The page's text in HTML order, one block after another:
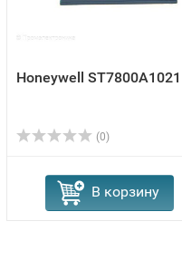
Honeywell ST7800A1021
(0)
В корзину